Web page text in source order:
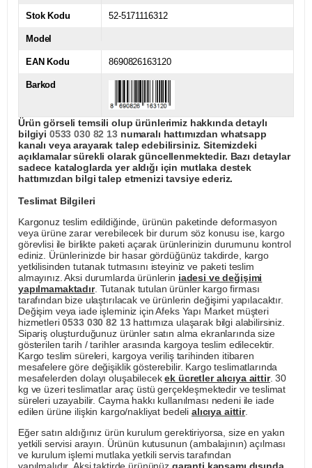
Stok Kodu 52-5171116312
Model
EAN Kodu 8690826163120
Barkod
Ürün görseli temsili olup ürünlerimiz hakkında detaylı
bilgiyi 0533 030 82 13numaralı hattımızdan whatsapp
kanalı veya arayarak talep edebilirsiniz. Sitemizdeki
açıklamalar sürekli olarak güncellenmektedir. Bazı detaylar
sadece kataloglarda yer aldığı için mutlaka destek
hattımızdan bilgi talep etmenizi tavsiye ederiz.
Teslimat Bilgileri
Kargonuz teslim edildiğinde, ürünün paketinde deformasyon
veya ürüne zarar verebilecek bir durum söz konusu ise, kargo
görevlisi ile birlikte paketi açarak ürünlerinizin durumunu kontrol
ediniz. Ürünlerinizde bir hasar gördüğünüz takdirde, kargo
yetkilisinden tutanak tutmasını isteyiniz ve paketi teslim
almayınız. Aksi durumlarda ürünlerin iadesi ve değişimi
yapılmamaktadır. Tutanak tutulan ürünler kargo firması
tarafından bize ulaştırılacak ve ürünlerin değişimi yapılacaktır.
Değişim veya iade işleminiz için Afeks Yapı Market müşteri
hizmetleri0533 030 82 13hattımıza ulaşarak bilgi alabilirsiniz.
Sipariş oluşturduğunuz ürünler satın alma ekranlarında size
gösterilen tarih / tarihler arasında kargoya teslim edilecektir.
Kargo teslim süreleri, kargoya veriliş tarihinden itibaren
mesafelere göre değişiklik gösterebilir. Kargo teslimatlarında
mesafelerden dolayı oluşabilecekek ücretler alıcıya aittir. 30
kg ve üzeri teslimatlar araç üstü gerçekleşmektedir ve teslimat
süreleri uzayabilir. Cayma hakkı kullanılması nedeni ile iade
edilen ürüne ilişkin kargo/nakliyat bedeli alıcıya aittir.
Eğer satın aldığınız ürün kurulum gerektiriyorsa, size en yakın
yetkili servisi arayın. Ürünün kutusunun (ambalajının) açılması
ve kurulum işlemi mutlaka yetkili servis tarafından